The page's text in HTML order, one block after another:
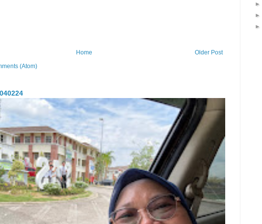
Older Post
Home
(Atom)
►
►
►